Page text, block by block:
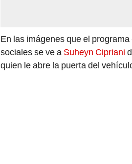
En las imágenes que el programa
sociales se ve a Suheyn Cipriani
quien le abre la puerta del